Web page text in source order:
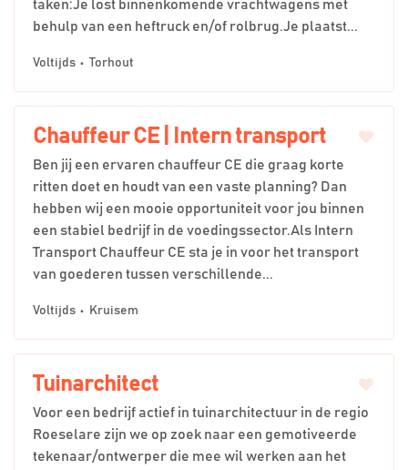
taken:Je lost binnenkomende vrachtwagens met
behulp van een heftruck en/of rolbrug.Je plaatst...
Voltijds Torhout
Chauffeur CE | Intern transport
Ben jij een ervaren chauffeur CE die graag korte
ritten doet en houdt van een vaste planning? Dan
hebben wij een mooie opportuniteit voor jou binnen
een stabiel bedrijf in de voedingssector.Als Intern
Transport Chauffeur CE sta je in voor het transport
van goederen tussen verschillende...
Voltijds Kruisem
Tuinarchitect
Voor een bedrijf actief in tuinarchitectuur in de regio
Roeselare zijn we op zoek naar een gemotiveerde
tekenaar/ontwerper die mee wil werken aan het